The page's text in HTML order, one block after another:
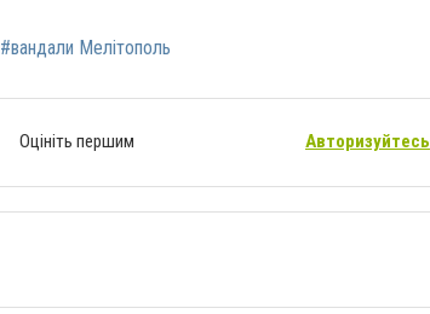
#вандали Мелітополь
Оцініть першим Авторизуйтесь